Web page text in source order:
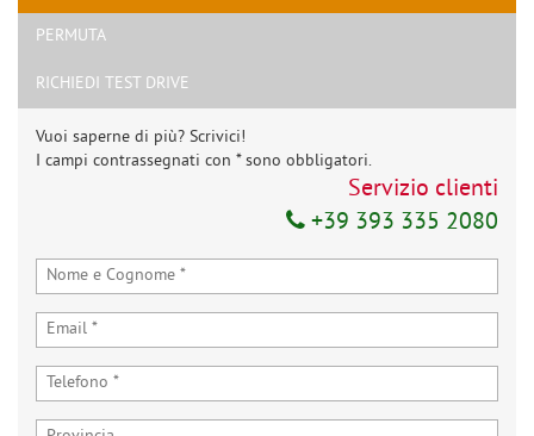
PERMUTA
RICHIEDI TEST DRIVE
Vuoi saperne di più? Scrivici!
I campi contrassegnati con * sono obbligatori.
Servizio clienti
+39 393 335 2080